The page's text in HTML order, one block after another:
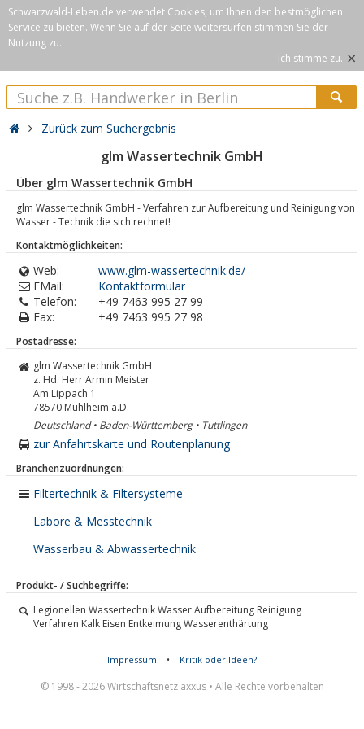
Schwarzwald-Leben.de verwendet Cookies, um Ihnen den bestmöglichen
Service zu bieten. Wenn Sie auf der Seite weitersurfen stimmen Sie der
Nutzung zu.
Ich stimme zu. ×
Zurück zum Suchergebnis
glm Wassertechnik GmbH
Über glm Wassertechnik GmbH
glm Wassertechnik GmbH - Verfahren zur Aufbereitung und Reinigung von
Wasser - Technik die sich rechnet!
Kontaktmöglichkeiten:
Web:
www.glm-wassertechnik.de/
EMail:
Kontaktformular
Telefon:
+49 7463 995 27 99
Fax:
+49 7463 995 27 98
Postadresse:
glm Wassertechnik GmbH
z. Hd. Herr Armin Meister
Am Lippach 1
78570 Mühlheim a.D.
Deutschland • Baden-Württemberg • Tuttlingen
zur Anfahrtskarte und Routenplanung
Branchenzuordnungen:
Filtertechnik & Filtersysteme
Labore & Messtechnik
Wasserbau & Abwassertechnik
Produkt- / Suchbegriffe:
Legionellen Wassertechnik Wasser Aufbereitung Reinigung
Verfahren Kalk Eisen Entkeimung Wasserenthärtung
Impressum • Kritik oder Ideen?
© 1998 - 2026 Wirtschaftsnetz axxus • Alle Rechte vorbehalten